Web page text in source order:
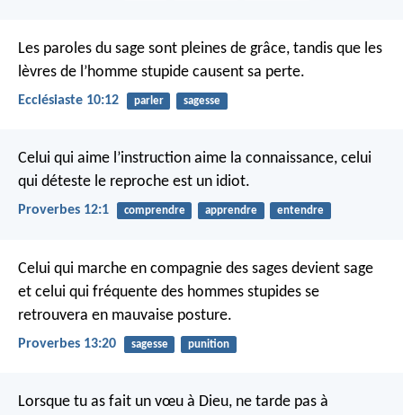
Les paroles du sage sont pleines de grâce, tandis que les
lèvres de l’homme stupide causent sa perte.
Ecclésiaste 10:12 parler sagesse
Celui qui aime l’instruction aime la connaissance, celui
qui déteste le reproche est un idiot.
Proverbes 12:1 comprendre apprendre entendre
Celui qui marche en compagnie des sages devient sage
et celui qui fréquente des hommes stupides se
retrouvera en mauvaise posture.
Proverbes 13:20 sagesse punition
Lorsque tu as fait un vœu à Dieu, ne tarde pas à